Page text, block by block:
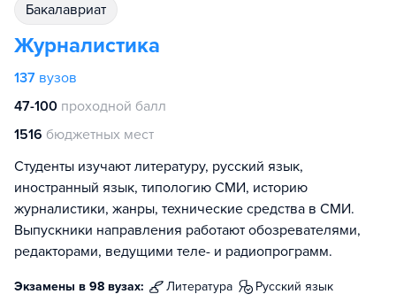
бакалавриат
Журналистика
137 вузов
47-100 проходной балл
1516 бюджетных мест
Студенты изучают литературу, русский язык,
иностранный язык, типологию СМИ, историю
журналистики, жанры, технические средства в СМИ.
Выпускники направления работают обозревателями,
редакторами, ведущими теле- и радиопрограмм.
Экзамены в 98 вузах: литература
русский язык